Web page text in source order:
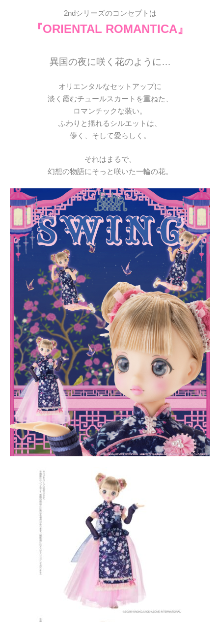
2ndシリーズのコンセプトは
『ORIENTAL ROMANTICA』
異国の夜に咲く花のように…
オリエンタルなセットアップに
淡く霞むチュールスカートを重ねた、
ロマンチックな装い。
ふわりと揺れるシルエットは、
儚く、そして愛らしく。
それはまるで、
幻想の物語にそっと咲いた一輪の花。